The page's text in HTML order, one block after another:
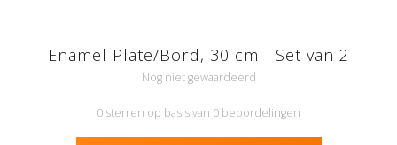
Enamel Plate/Bord, 30 cm - Set van 2
Nog niet gewaardeerd
0 sterren op basis van 0 beoordelingen